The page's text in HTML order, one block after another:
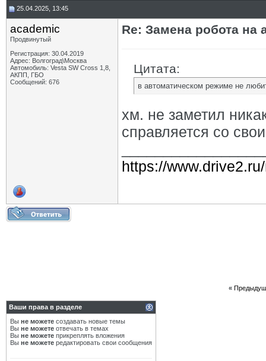
25.04.2025, 13:45
academic
Продвинутый
Регистрация: 30.04.2019
Адрес: Волгоград\Москва
Автомобиль: Vesta SW Cross 1,8,
АКПП, ГБО
Сообщений: 676
Re: Замена робота на
Цитата:
в автоматическом режиме не
хм. не заметил
справляется со
https://
«
Ваши права в разделе
Вы не можете создавать новые темы
Вы не можете отвечать в темах
Вы не можете прикреплять вложения
Вы не можете редактировать свои сообщения